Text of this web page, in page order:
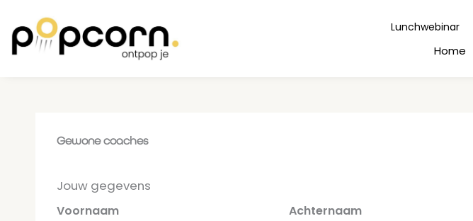
inhoud
naar
Lunchwebinar
Home
Gewone coaches
Jouw gegevens
Voornaam Achternaam